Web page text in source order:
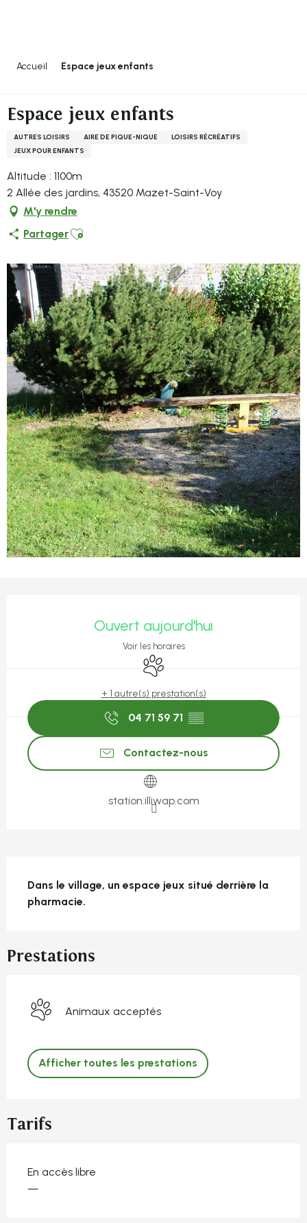
Accueil Espace jeux enfants
Espace jeux enfants
AUTRES LOISIRS AIRE DE PIQUE-NIQUE
LOISIRS RÉCRÉATIFS
JEUX POUR ENFANTS
Altitude : 1100m
2 Allée des jardins, 43520 Mazet-Saint-Voy
M'y rendre
PartagerAjouter aux favoris
Ouvert aujourd'hui
Voir les horaires
Animaux acceptés
+ 1 autre(s) prestation(s)
04 71 59 71 ▒▒
Contactez-nous
station.illiwap.com
Dans le village, un espace jeux situé derrière la
pharmacie.
Prestations
Animaux acceptés
Afficher toutes les prestations
Tarifs
En accès libre
—